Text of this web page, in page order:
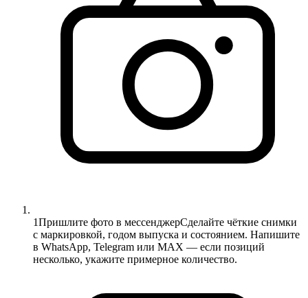
1Пришлите фото в мессенджерСделайте чёткие снимки
с маркировкой, годом выпуска и состоянием. Напишите
в WhatsApp, Telegram или MAX — если позиций
несколько, укажите примерное количество.